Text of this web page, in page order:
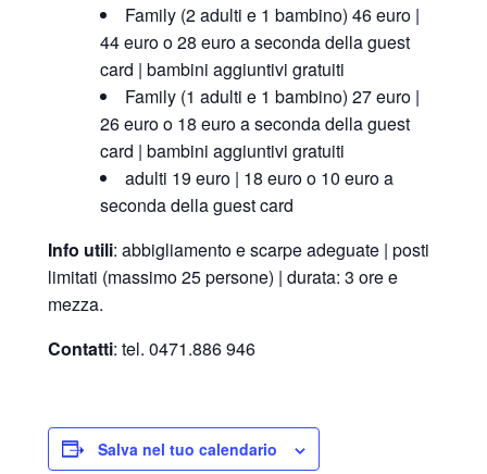
Family (2 adulti e 1 bambino) 46 euro |
44 euro o 28 euro a seconda della guest
card | bambini aggiuntivi gratuiti
Family (1 adulti e 1 bambino) 27 euro |
26 euro o 18 euro a seconda della guest
card | bambini aggiuntivi gratuiti
adulti 19 euro | 18 euro o 10 euro a
seconda della guest card
Info utili: abbigliamento e scarpe adeguate | posti
limitati (massimo 25 persone) | durata: 3 ore e
mezza.
Contatti: tel. 0471.886 946
Salva nel tuo calendario